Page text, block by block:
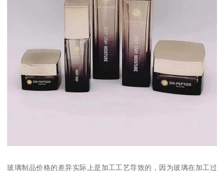
玻璃制品价格的差异实际上是加工工艺导致的，因为玻璃在加工过